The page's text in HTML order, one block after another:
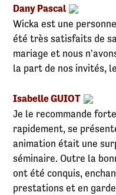
Dany Pascal
Wicka est une
été très satisfaits de
mariage et nous
la part de nos invités,
Isabelle GUIOT
Je le recommande
rapidement, se
animation était une
séminaire. Outre la
ont été conquis,
prestations et en